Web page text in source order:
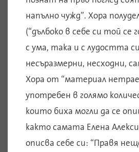
напълно чужд”. Хора
(“дълбоко в себе си той се
с ума, така и с лудостта
несъразмерни, несходни,
Хора от “материал
употребен в голямо
които биха могли да се
както самата Елена
описва себе си: “Правя